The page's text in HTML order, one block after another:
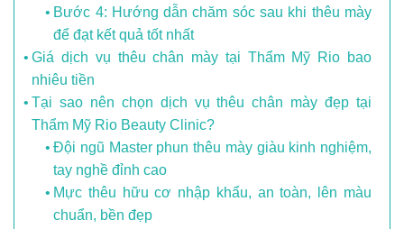
Bước 4: Hướng dẫn chăm sóc sau khi thêu mày
để đạt kết quả tốt nhất
Giá dịch vụ thêu chân mày tại Thẩm Mỹ Rio bao
nhiêu tiền
Tại sao nên chọn dịch vụ thêu chân mày đẹp tại
Thẩm Mỹ Rio Beauty Clinic?
Đội ngũ Master phun thêu mày giàu kinh nghiệm,
tay nghề đỉnh cao
Mực thêu hữu cơ nhập khẩu, an toàn, lên màu
chuẩn, bền đẹp